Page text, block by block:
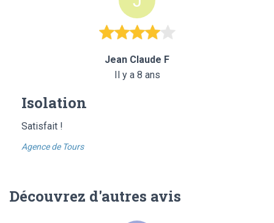
Jean Claude F
Il y a 8 ans
Isolation
Satisfait !
Agence de Tours
Découvrez d'autres avis